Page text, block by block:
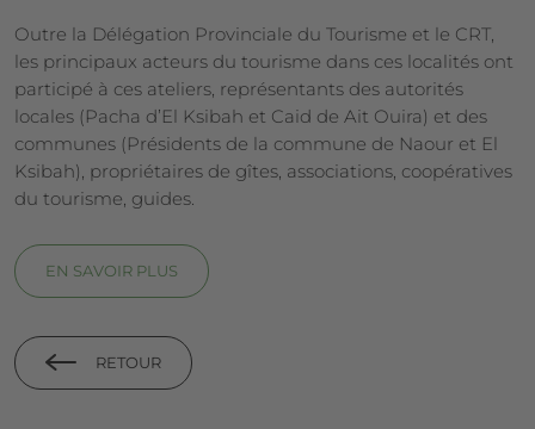
Outre la Délégation Provinciale du Tourisme et le CRT,
les principaux acteurs du tourisme dans ces localités ont
participé à ces ateliers, représentants des autorités
locales (Pacha d’El Ksibah et Caid de Ait Ouira) et des
communes (Présidents de la commune de Naour et El
Ksibah), propriétaires de gîtes, associations, coopératives
du tourisme, guides.
EN SAVOIR PLUS
RETOUR